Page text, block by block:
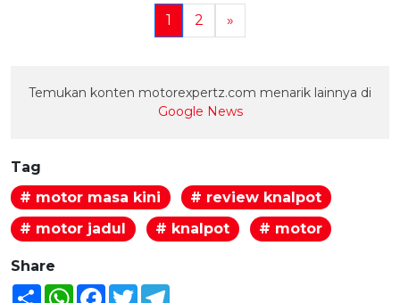
1 2 »
Temukan konten motorexpertz.com menarik lainnya di
Google News
Tag
# motor masa kini
# review knalpot
# motor jadul
# knalpot # motor
Share
Share WhatsAppFacebook
Twitter